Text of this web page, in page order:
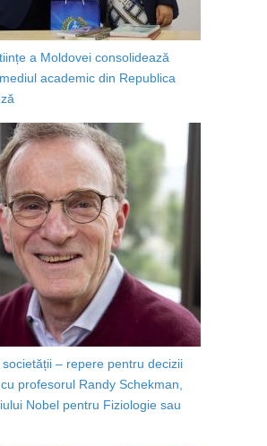
a Moldovei consolidează
academic din Republica
– repere pentru decizii
profesorul Randy Schekman,
Nobel pentru Fiziologie sau